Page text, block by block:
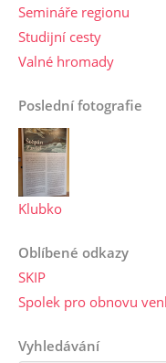
Semináře regionu
Studijní cesty
Valné hromady
Poslední fotografie
Klubko
Oblíbené odkazy
SKIP
Spolek pro obnovu
Vyhledávání